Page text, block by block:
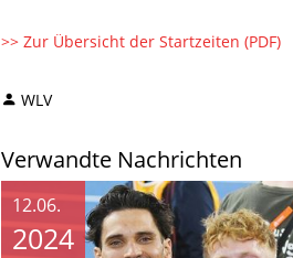
>> Zur Übersicht der Startzeiten (PDF)
WLV
Verwandte Nachrichten
12.06.
2024